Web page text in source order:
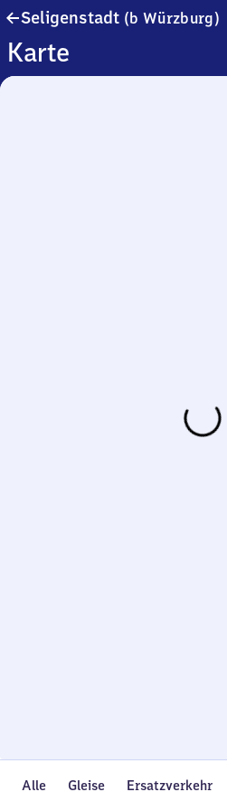
Seligenstadt (b Würzburg)
Karte
Alle Gleise Ersatzverkehr
Wird